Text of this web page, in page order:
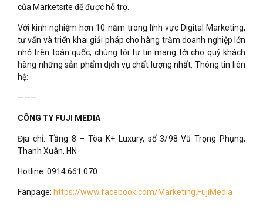
của Marketsite để được hỗ trợ.
Với kinh nghiệm hơn 10 năm trong lĩnh vực Digital Marketing,
tư vấn và triển khai giải pháp cho hàng trăm doanh nghiệp lớn
nhỏ trên toàn quốc, chúng tôi tự tin mang tới cho quý khách
hàng những sản phẩm dịch vụ chất lượng nhất. Thông tin liên
hệ:
———
CÔNG TY FUJI MEDIA
Địa chỉ: Tầng 8 – Tòa K+ Luxury, số 3/98 Vũ Trọng Phụng,
Thanh Xuân, HN
Hotline: 0914.661.070
Fanpage: https://www.facebook.com/Marketing.FujiMedia